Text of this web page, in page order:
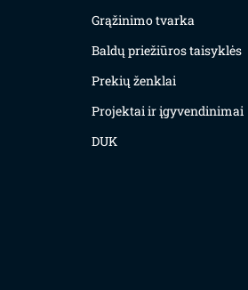
Grąžinimo tvarka
Baldų priežiūros taisyklės
Prekių ženklai
Projektai ir įgyvendinimai
DUK